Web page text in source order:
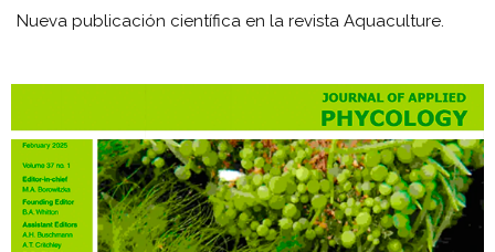
Nueva publicación científica en la revista Aquaculture.